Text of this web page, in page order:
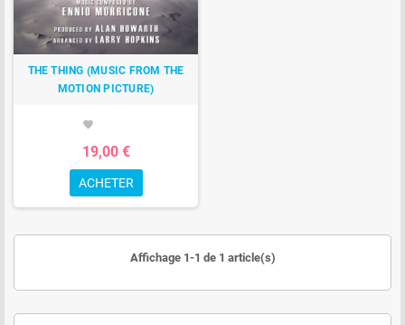
THE THING (MUSIC FROM THE
MOTION PICTURE)
favorite
19,00 €
ACHETER
Affichage 1-1 de 1 article(s)